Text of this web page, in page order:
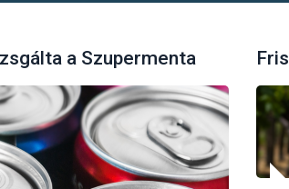
a Szupermenta